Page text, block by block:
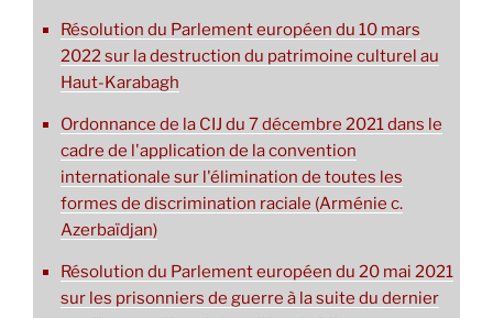
Résolution du Parlement européen du 10 mars
2022 sur la destruction du patrimoine culturel au
Haut-Karabagh
Ordonnance de la CIJ du 7 décembre 2021 dans le
cadre de l'application de la convention
internationale sur l'élimination de toutes les
formes de discrimination raciale (Arménie c.
Azerbaïdjan)
Résolution du Parlement européen du 20 mai 2021
sur les prisonniers de guerre à la suite du dernier